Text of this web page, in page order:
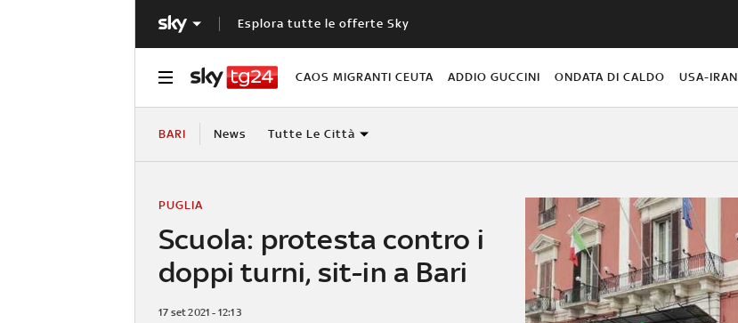
Esplora tutte le offerte Sky
CAOS MIGRANTI CEUTA ADDIO GUCCINI ONDATA DI CALDO USA-IRAN
BARI News Tutte Le Città
Scuola: protesta contro i
doppi turni, sit-in a Bari
PUGLIA
17 set 2021 - 12:13